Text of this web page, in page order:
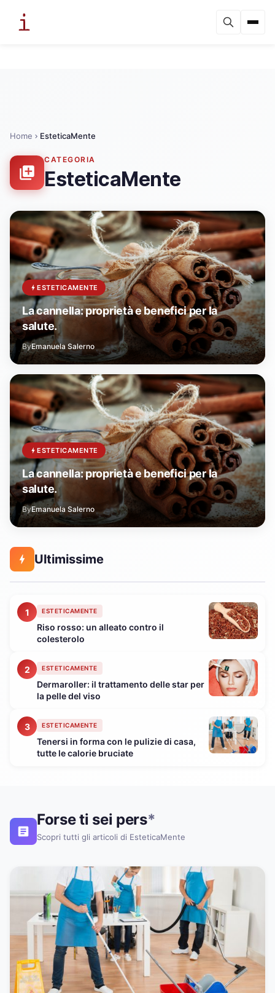
Home EsteticaMente
CATEGORIA
EsteticaMente
ESTETICAMENTE
La cannella: proprietà e benefici per la
salute.
ByEmanuela Salerno
ESTETICAMENTE
La cannella: proprietà e benefici per la
salute.
ByEmanuela Salerno
Ultimissime
1 ESTETICAMENTE
Riso rosso: un alleato contro il
colesterolo
2 ESTETICAMENTE
Dermaroller: il trattamento delle star per
la pelle del viso
3 ESTETICAMENTE
Tenersi in forma con le pulizie di casa,
tutte le calorie bruciate
Forse ti sei pers*
Scopri tutti gli articoli di EsteticaMente